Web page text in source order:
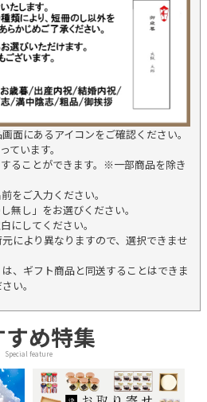
面にあるアイコンをご確認ください。
ています。
ることができます。※一部商品を除き
をご入力ください。
無し」をお選びください。
にしてください。
により異なりますので、選択できませ
は、ギフト商品と同送することはできま
い。
すめ特集
Special feature